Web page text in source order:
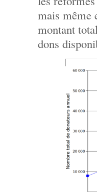
mais même
montant
dons